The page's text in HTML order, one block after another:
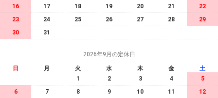
16
17 18 19 20 21
22
23
24 25 26 27 28
29
30
31
2026年9月の定休日
日 月 火 水 木 金
土
1
2 3 4
5
6
7 8 9 10 11 12